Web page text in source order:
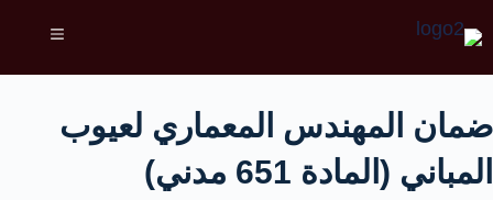
ضمان المهندس المعماري لعيوب
المباني (المادة 651 مدني)